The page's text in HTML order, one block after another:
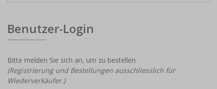
Benutzer-Login
Bitte melden Sie sich an, um zu bestellen.
(Registrierung und Bestellungen ausschliesslich für
Wiederverkäufer.)